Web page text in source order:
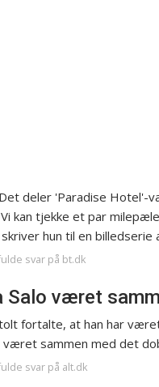
deler 'Paradise Hotel'-
kan tjekke et par
hun til en billedserie
svar på bt.dk
Salo været
fortalte, at han har
sammen med det
svar på alt.dk